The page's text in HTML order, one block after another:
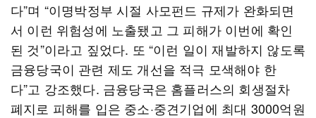
다”며 “이명박정부 시절 사모펀드 규제가 완화되면
서 이런 위험성에 노출됐고 그 피해가 이번에 확인
된 것”이라고 짚었다. 또 “이런 일이 재발하지 않도록
금융당국이 관련 제도 개선을 적극 모색해야 한
다”고 강조했다. 금융당국은 홈플러스의 회생절차
폐지로 피해를 입은 중소·중견기업에 최대 3000억원